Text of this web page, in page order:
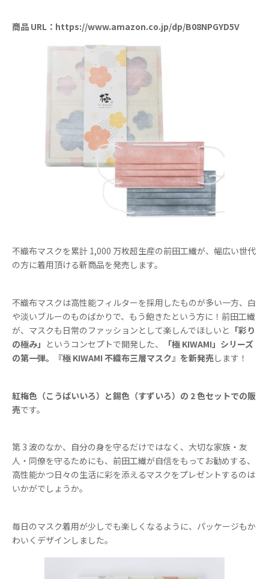
商品 URL：https://www.amazon.co.jp/dp/B08NPGYD5V
不織布マスクを累計 1,000 万枚超生産の前田工繊が、幅広い世代
の方に着用頂ける新商品を発売します。
不織布マスクは高性能フィルターを採用したものが多い一方、白
や淡いブルーのものばかりで、もう飽きたという方に！前田工繊
が、マスクも日常のファッションとして楽しんでほしいと 「彩り
の極み」 というコンセプトで開発した、
「極 KIWAMI」シリーズ
の第一弾。『極 KIWAMI 不織布三層マスク』を新発売します！
紅梅色（こうばいいろ）と錫色（すずいろ）の 2 色セットでの販
売です。
第 3 波のなか、自分の身を守るだけではなく、大切な家族・友
人・同僚を守るためにも、前田工繊が自信をもってお勧めする、
高性能かつ日々の生活に彩を添えるマスクをプレゼントするのは
いかがでしょうか。
毎日のマスク着用が少しでも楽しくなるように、パッケージもか
わいくデザインしました。